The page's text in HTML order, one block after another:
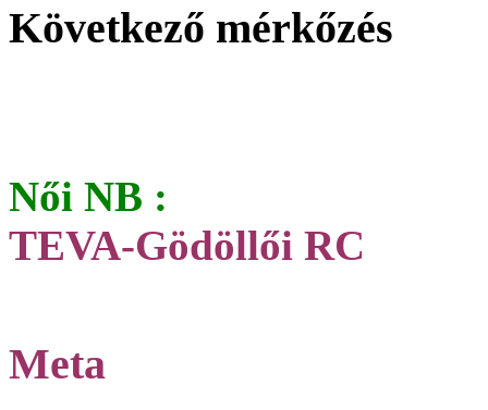
Következő mérkőzés
Női NB :
TEVA-Gödöllői RC
Meta